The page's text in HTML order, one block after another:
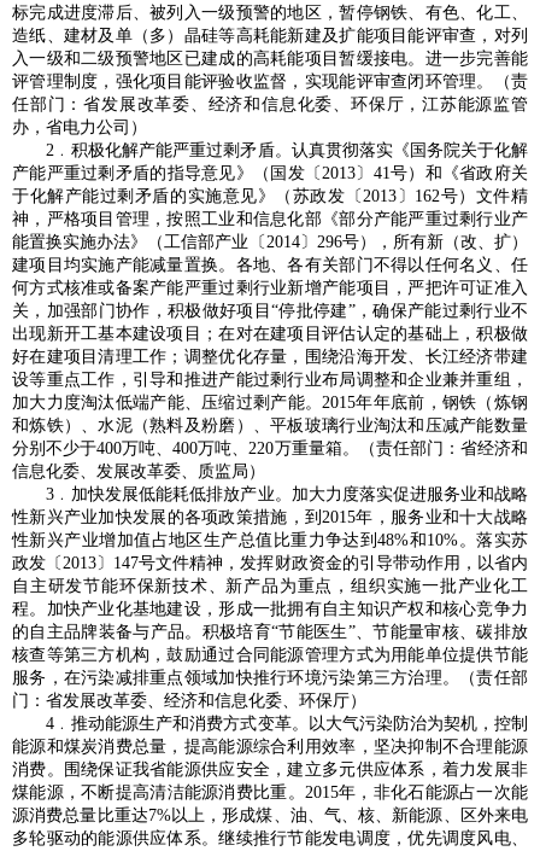
标完成进度滞后、被列入一级预警的地区，暂停钢铁、有色、化工、
造纸、建材及单（多）晶硅等高耗能新建及扩能项目能评审查，对列
入一级和二级预警地区已建成的高耗能项目暂缓接电。进一步完善能
评管理制度，强化项目能评验收监督，实现能评审查闭环管理。（责
任部门：省发展改革委、经济和信息化委、环保厅，江苏能源监管
办，省电力公司）
2﹒积极化解产能严重过剩矛盾。认真贯彻落实《国务院关于化解
产能严重过剩矛盾的指导意见》（国发〔2013〕41号）和《省政府关
于化解产能过剩矛盾的实施意见》（苏政发〔2013〕162号）文件精
神，严格项目管理，按照工业和信息化部《部分产能严重过剩行业产
能置换实施办法》（工信部产业〔2014〕296号），所有新（改、扩）
建项目均实施产能减量置换。各地、各有关部门不得以任何名义、任
何方式核准或备案产能严重过剩行业新增产能项目，严把许可证准入
关，加强部门协作，积极做好项目“停批停建”，确保产能过剩行业不
出现新开工基本建设项目；在对在建项目评估认定的基础上，积极做
好在建项目清理工作；调整优化存量，围绕沿海开发、长江经济带建
设等重点工作，引导和推进产能过剩行业布局调整和企业兼并重组，
加大力度淘汰低端产能、压缩过剩产能。2015年年底前，钢铁（炼钢
和炼铁）、水泥（熟料及粉磨）、平板玻璃行业淘汰和压减产能数量
分别不少于400万吨、400万吨、220万重量箱。（责任部门：省经济和
信息化委、发展改革委、质监局）
3﹒加快发展低能耗低排放产业。加大力度落实促进服务业和战略
性新兴产业加快发展的各项政策措施，到2015年，服务业和十大战略
性新兴产业增加值占地区生产总值比重力争达到48%和10%。落实苏
政发〔2013〕147号文件精神，发挥财政资金的引导带动作用，以省内
自主研发节能环保新技术、新产品为重点，组织实施一批产业化工
程。加快产业化基地建设，形成一批拥有自主知识产权和核心竞争力
的自主品牌装备与产品。积极培育“节能医生”、节能量审核、碳排放
核查等第三方机构，鼓励通过合同能源管理方式为用能单位提供节能
服务，在污染减排重点领域加快推行环境污染第三方治理。（责任部
门：省发展改革委、经济和信息化委、环保厅）
4﹒推动能源生产和消费方式变革。以大气污染防治为契机，控制
能源和煤炭消费总量，提高能源综合利用效率，坚决抑制不合理能源
消费。围绕保证我省能源供应安全，建立多元供应体系，着力发展非
煤能源，不断提高清洁能源消费比重。2015年，非化石能源占一次能
源消费总量比重达7%以上，形成煤、油、气、核、新能源、区外来电
多轮驱动的能源供应体系。继续推行节能发电调度，优先调度风电、